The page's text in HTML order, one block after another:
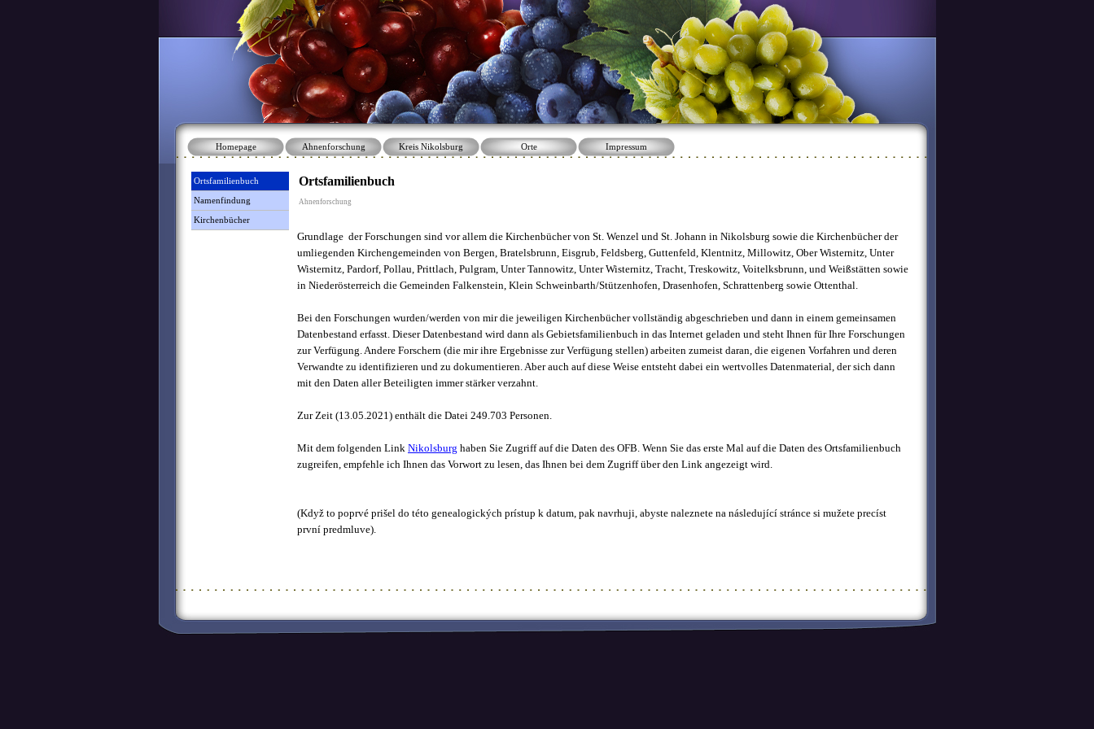
Homepage Ahnenforschung Kreis Nikolsburg Orte Impressum
Ortsfamilienbuch
Namenfindung
Kirchenbücher
Ortsfamilienbuch
Ahnenforschung
Grundlage der Forschungen sind vor allem die Kirchenbücher von St. Wenzel und St. Johann in Nikolsburg sowie die Kirchenbücher der
umliegenden Kirchengemeinden von Bergen, Bratelsbrunn, Eisgrub, Feldsberg, Guttenfeld, Klentnitz, Millowitz, Ober Wisternitz, Unter
Wisternitz, Pardorf, Pollau, Prittlach, Pulgram, Unter Tannowitz, Unter Wisternitz, Tracht, Treskowitz, Voitelksbrunn, und Weißstätten sowie
in Niederösterreich die Gemeinden Falkenstein, Klein Schweinbarth/Stützenhofen, Drasenhofen, Schrattenberg sowie Ottenthal.
Bei den Forschungen wurden/werden von mirdie jeweiligen Kirchenbücher vollständig abgeschrieben und dann in einem gemeinsamen
Datenbestand erfasst. Dieser Datenbestand wird dann als Gebietsfamilienbuch in das Internet geladen und steht Ihnen für Ihre Forschungen
zur Verfügung.Andere Forschern (die mir ihre Ergebnisse zur Verfügung stellen) arbeiten zumeist daran, die eigenen Vorfahren und deren
Verwandte zu identifizieren und zu dokumentieren. Aber auch auf diese Weise entsteht dabei ein wertvolles Datenmaterial, der sich dann
mit den Daten aller Beteiligten immer stärker verzahnt.
Zur Zeit (13.05.2021) enthält die Datei 249.703 Personen.
Mit dem folgenden Link Nikolsburg haben Sie Zugriff auf die Daten des OFB. Wenn Sie das erste Mal auf die Daten des Ortsfamilienbuch
zugreifen, empfehle ich Ihnen das Vorwort zu lesen, das Ihnen bei dem Zugriff über den Link angezeigt wird.
(Když to poprvé prišel do této genealogických prístup k datum, pak navrhuji, abyste naleznete na následující stránce si mužete precíst
první predmluve).